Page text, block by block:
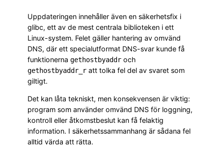
Uppdateringen innehåller även en säkerhetsfix i
glibc, ett av de mest centrala biblioteken i ett
Linux-system. Felet gäller hantering av omvänd
DNS, där ett specialutformat DNS-svar kunde få
funktionerna gethostbyaddr och
gethostbyaddr_r att tolka fel del av svaret som
giltigt.
Det kan låta tekniskt, men konsekvensen är viktig:
program som använder omvänd DNS för loggning,
kontroll eller åtkomstbeslut kan få felaktig
information. I säkerhetssammanhang är sådana fel
alltid värda att rätta.